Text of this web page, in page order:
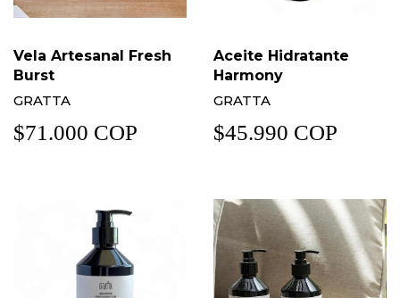
Vela Artesanal Fresh
Burst
GRATTA
$71.000 COP
Aceite Hidratante
Harmony
GRATTA
$45.990 COP